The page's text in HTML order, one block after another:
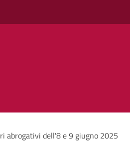
abrogativi dell'8 e 9 giugno 2025